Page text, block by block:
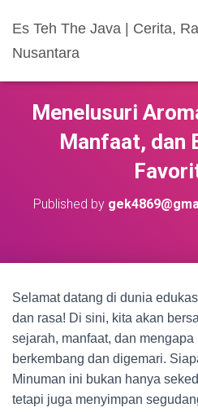
Es Teh The Java | Cerita,
Nusantara
Menelusuri
Manfaat, dan
Published by
Selamat datang di dunia
dan rasa! Di sini, kita akan
sejarah, manfaat, dan
berkembang dan digemari.
Minuman ini bukan hanya
tetapi juga menyimpan